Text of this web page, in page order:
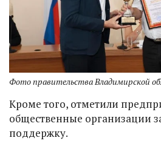
Фото правительства Владимирской
Кроме того, отметили
общественные организации
поддержку.